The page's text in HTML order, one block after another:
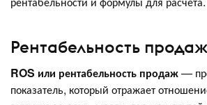
Рентабельность продаж
ROS или рентабельность продаж—
показатель, который отражает